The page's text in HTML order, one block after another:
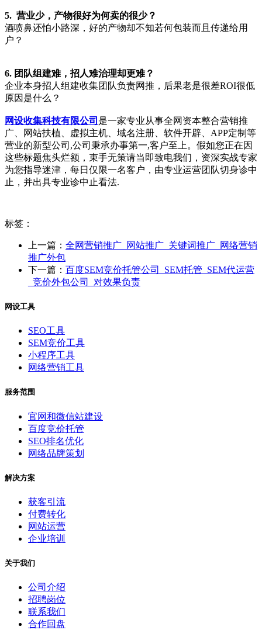
5. 营业少，产物很好为何卖的很少？
酒喷鼻还怕小路深，好的产物却不知若何包装而且传递给用
户？
6. 团队组建难，招人难治理却更难？
企业本身招人组建收集团队负责网推，后果老是很差ROI很低
原因是什么？
网设收集科技有限公司 是一家专业从事全网资本整合营销推
广、网站扶植、虚拟主机、域名注册、软件开辟、APP定制等
营业的新型公司,公司秉承办事第一,客户至上。假如您正在因
这些标题焦头烂额，束手无策请当即致电我们，资深实战专家
为您指导迷津，每日仅限一名客户，由专业运营团队切身诊中
止，并出具专业诊中止看法.
标签：
上一篇： 全网营销推广_网站推广_关键词推广_网络营销
推广外包
下一篇： 百度SEM竞价托管公司_SEM托管_SEM代运营
_竞价外包公司_对效果负责
网设工具
SEO工具
SEM竞价工具
小程序工具
网络营销工具
服务范围
官网和微信站建设
百度竞价托管
SEO排名优化
网络品牌策划
解决方案
获客引流
付费转化
网站运营
企业培训
关于我们
公司介绍
招聘岗位
联系我们
合作回盘